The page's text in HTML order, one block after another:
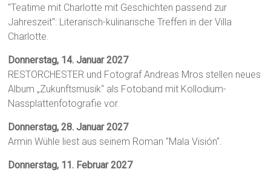
"Teatime mit Charlotte mit Geschichten passend zur
Jahreszeit": Literarisch-kulinarische Treffen in der Villa
Charlotte.
Donnerstag, 14. Januar 2027
RESTORCHESTER und Fotograf Andreas Mros stellen neues
Album „Zukunftsmusik“ als Fotoband mit Kollodium-
Nassplattenfotografie vor.
Donnerstag, 28. Januar 2027
Armin Wühle liest aus seinem Roman "Mala Visión".
Donnerstag, 11. Februar 2027